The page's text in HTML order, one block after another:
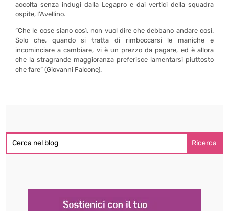
accolta senza indugi dalla Legapro e dai vertici della squadra
ospite, l’Avellino.
“Che le cose siano così, non vuol dire che debbano andare così.
Solo che, quando si tratta di rimboccarsi le maniche e
incominciare a cambiare, vi è un prezzo da pagare, ed è allora
che la stragrande maggioranza preferisce lamentarsi piuttosto
che fare” (Giovanni Falcone).